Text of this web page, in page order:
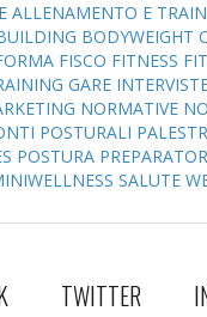
ALLENAMENTO E
BODYWEIGHT
FISCO FITNESS
GARE
NORMATIVE
POSTURALI
POSTURA
SALUTE
TWITTER